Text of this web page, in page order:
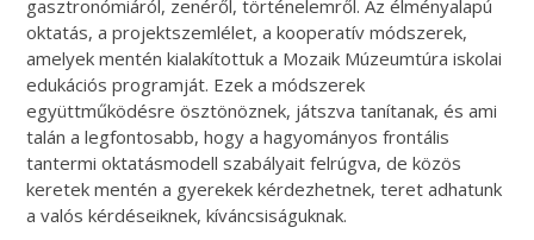
gasztronómiáról, zenéről, történelemről. Az élményalapú
oktatás, a projektszemlélet, a kooperatív módszerek,
amelyek mentén kialakítottuk a Mozaik Múzeumtúra iskolai
edukációs programját. Ezek a módszerek
együttműködésre ösztönöznek, játszva tanítanak, és ami
talán a legfontosabb, hogy a hagyományos frontális
tantermi oktatásmodell szabályait felrúgva, de közös
keretek mentén a gyerekek kérdezhetnek, teret adhatunk
a valós kérdéseiknek, kíváncsiságuknak.